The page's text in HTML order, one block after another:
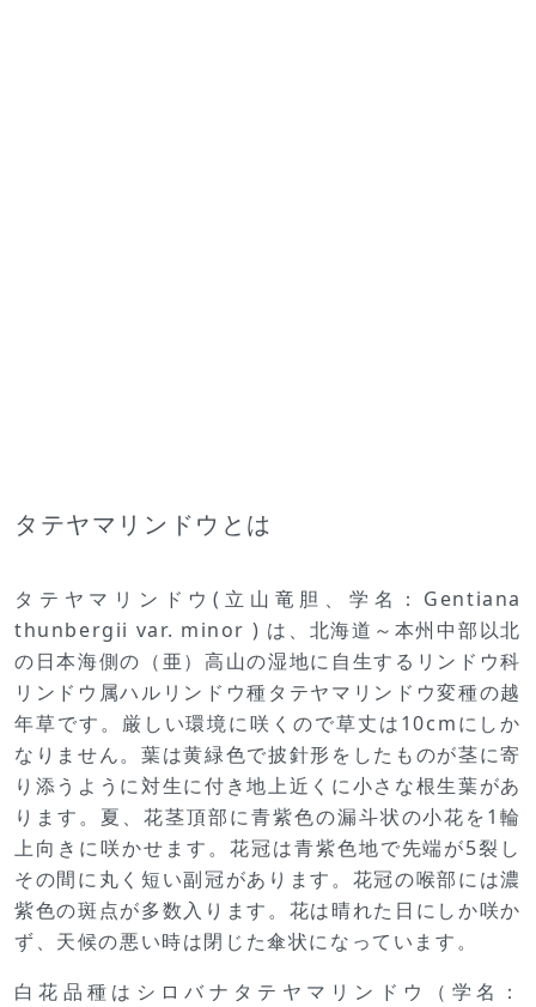
タテヤマリンドウとは
タテヤマリンドウ(立山竜胆、学名：Gentiana
thunbergii var. minor ) は、北海道～本州中部以北
の日本海側の（亜）高山の湿地に自生するリンドウ科
リンドウ属ハルリンドウ種タテヤマリンドウ変種の越
年草です。厳しい環境に咲くので草丈は10cmにしか
なりません。葉は黄緑色で披針形をしたものが茎に寄
り添うように対生に付き地上近くに小さな根生葉があ
ります。夏、花茎頂部に青紫色の漏斗状の小花を1輪
上向きに咲かせます。花冠は青紫色地で先端が5裂し
その間に丸く短い副冠があります。花冠の喉部には濃
紫色の斑点が多数入ります。花は晴れた日にしか咲か
ず、天候の悪い時は閉じた傘状になっています。
白花品種はシロバナタテヤマリンドウ（学名：